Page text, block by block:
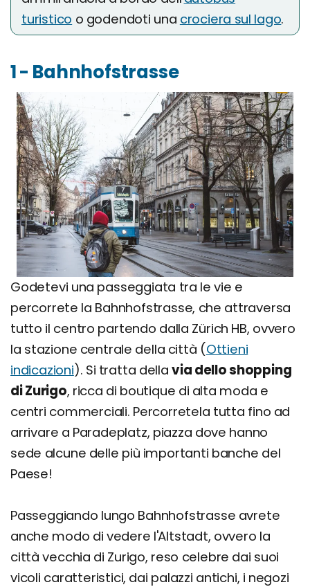
turistico o godendoti una crociera sul lago.
1 - Bahnhofstrasse
Godetevi una passeggiata tra le vie e
percorrete la Bahnhofstrasse, che attraversa
tutto il centro partendo dalla Zürich HB, ovvero
la stazione centrale della città (Ottieni
indicazioni). Si tratta dellavia dello shopping
di Zurigo, ricca di boutique di alta moda e
centri commerciali. Percorretela tutta fino ad
arrivare a Paradeplatz, piazza dove hanno
sede alcune delle più importanti banche del
Paese!
Passeggiando lungo Bahnhofstrasse avrete
anche modo di vedere l'Altstadt, ovvero la
città vecchia di Zurigo, reso celebre dai suoi
vicoli caratteristici, dai palazzi antichi, i negozi